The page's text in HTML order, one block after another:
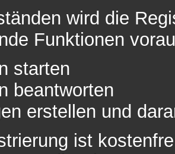
wird die
Funktionen
starten
beantworten
erstellen und
ist